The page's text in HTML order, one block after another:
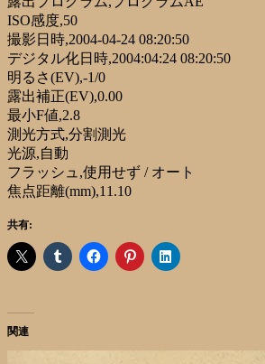
ISO感度,50
撮影日時,2004-04-24 08:20:50
デジタル化日時,2004:04:24 08:20:50
明るさ(EV),-1/0
露出補正(EV),0.00
最小F値,2.8
測光方式,分割測光
光源,自動
フラッシュ,使用せず / オート
焦点距離(mm),11.10
共有:
関連